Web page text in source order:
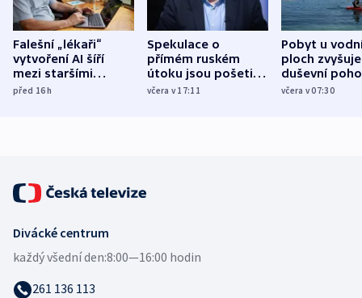
Falešní „lékaři“
vytvoření AI šíří
mezi staršími
Poláky nebezpečné
před 16h
Spekulace o
přímém ruském
útoku jsou pošetilé,
míní estonský
včera v 17:11
Pobyt u
ploch zvyšuje
duševní
ukázala
včera v 07:30
Divácké centrum
každý všední den:8:00—16:00 hodin
261 136 113